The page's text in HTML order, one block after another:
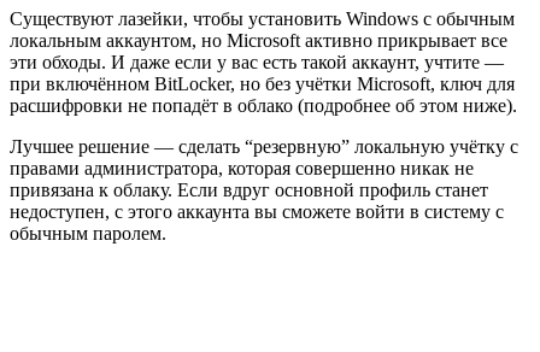
Существуют лазейки, чтобы установить Windows с обычным
локальным аккаунтом, но Microsoft активно прикрывает все
эти обходы. И даже если у вас есть такой аккаунт, учтите —
при включённом BitLocker, но без учётки Microsoft, ключ для
расшифровки не попадёт в облако (подробнее об этом ниже).
Лучшее решение — сделать “резервную” локальную учётку с
правами администратора, которая совершенно никак не
привязана к облаку. Если вдруг основной профиль станет
недоступен, с этого аккаунта вы сможете войти в систему с
обычным паролем.